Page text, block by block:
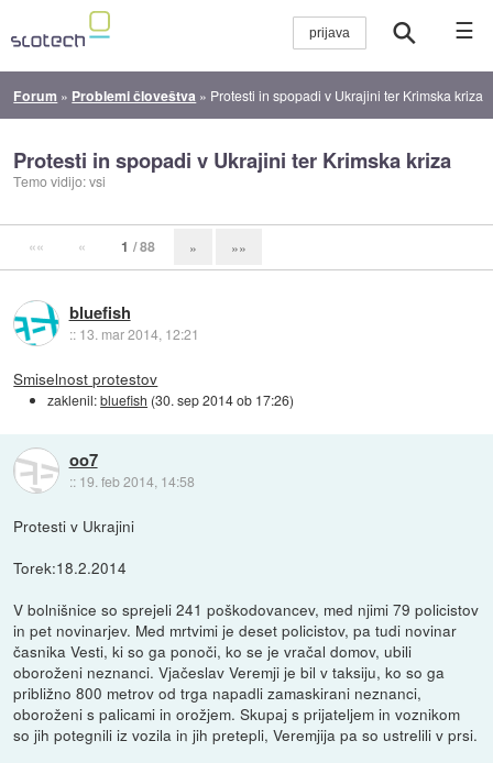
☰
Forum » Problemi človeštva » Protesti in spopadi v Ukrajini ter Krimska kriza
Protesti in spopadi v Ukrajini ter Krimska kriza
Temo vidijo: vsi
«« « 1 / 88 » »»
bluefish
:: 13. mar 2014, 12:21
Smiselnost protestov
zaklenil:bluefish (30. sep 2014 ob 17:26)
oo7
:: 19. feb 2014, 14:58
Protesti v Ukrajini
Torek:18.2.2014
V bolnišnice so sprejeli 241 poškodovancev, med njimi 79 policistov
in pet novinarjev. Med mrtvimi je deset policistov, pa tudi novinar
časnika Vesti, ki so ga ponoči, ko se je vračal domov, ubili
oboroženi neznanci. Vjačeslav Veremji je bil v taksiju, ko so ga
približno 800 metrov od trga napadli zamaskirani neznanci,
oboroženi s palicami in orožjem. Skupaj s prijateljem in voznikom
so jih potegnili iz vozila in jih pretepli, Veremjija pa so ustrelili v prsi.